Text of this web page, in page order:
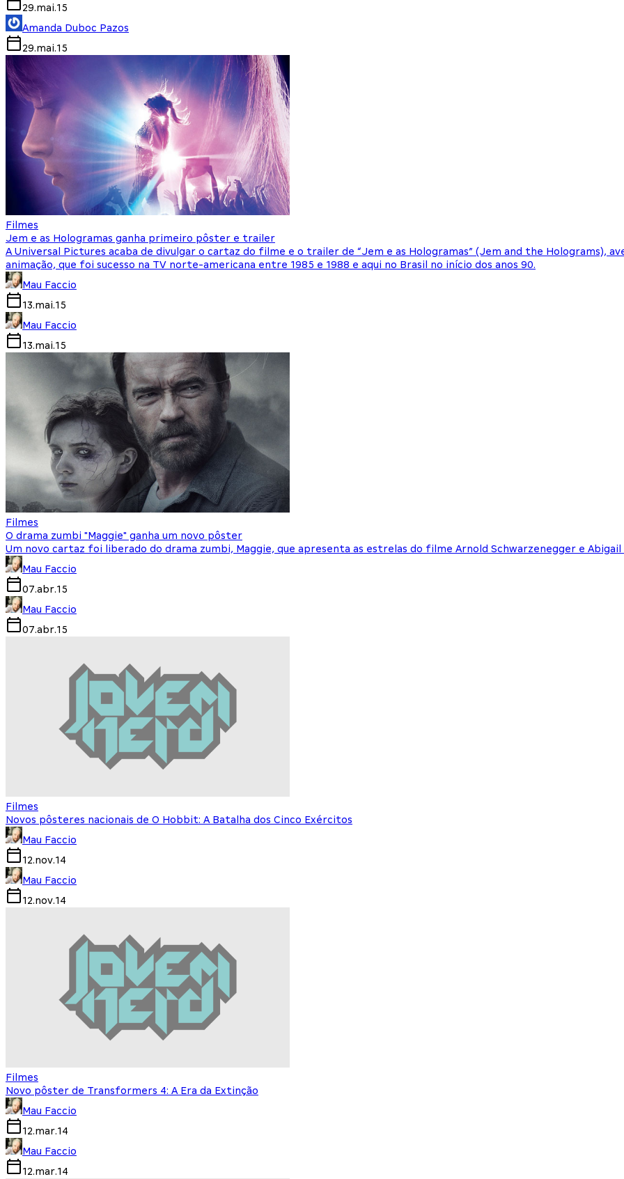
29.mai.15
Amanda Duboc Pazos
29.mai.15
Filmes
Jem e as Hologramas ganha primeiro pôster e trailer
A Universal Pictures acaba de divulgar o cartaz do filme e o trailer de “Jem e as Hologramas” (Jem and the Holograms),
animação, que foi sucesso na TV norte-americana entre 1985 e 1988 e aqui no Brasil no início dos anos 90.
Mau Faccio
13.mai.15
Mau Faccio
13.mai.15
Filmes
O drama zumbi "Maggie" ganha um novo pôster
Um novo cartaz foi liberado do drama zumbi, Maggie, que apresenta as estrelas do filme Arnold Schwarzenegger e Abigail
Mau Faccio
07.abr.15
Mau Faccio
07.abr.15
Filmes
Novos pôsteres nacionais de O Hobbit: A Batalha dos Cinco Exércitos
Mau Faccio
12.nov.14
Mau Faccio
12.nov.14
Filmes
Novo pôster de Transformers 4: A Era da Extinção
Mau Faccio
12.mar.14
Mau Faccio
12.mar.14